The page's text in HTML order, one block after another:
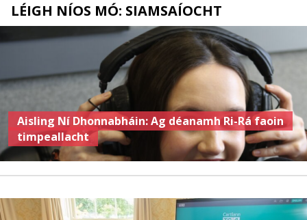
LÉIGH NÍOS MÓ: SIAMSAÍOCHT
Aisling Ní Dhonnabháin: Ag déanamh Ri-Rá faoin
timpeallacht